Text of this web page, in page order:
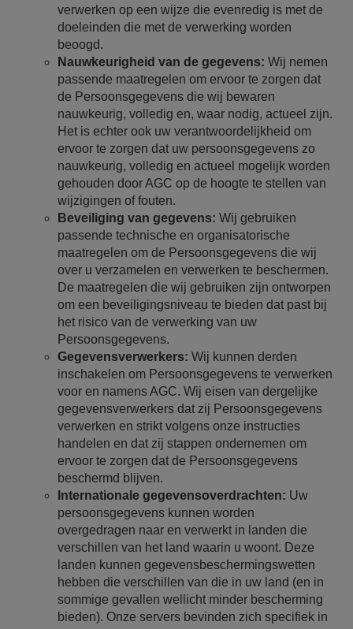
verwerken op een wijze die evenredig is met de
doeleinden die met de verwerking worden
beoogd.
Nauwkeurigheid van de gegevens: Wij nemen
passende maatregelen om ervoor te zorgen dat
de Persoonsgegevens die wij bewaren
nauwkeurig, volledig en, waar nodig, actueel zijn.
Het is echter ook uw verantwoordelijkheid om
ervoor te zorgen dat uw persoonsgegevens zo
nauwkeurig, volledig en actueel mogelijk worden
gehouden door AGC op de hoogte te stellen van
wijzigingen of fouten.
Beveiliging van gegevens: Wij gebruiken
passende technische en organisatorische
maatregelen om de Persoonsgegevens die wij
over u verzamelen en verwerken te beschermen.
De maatregelen die wij gebruiken zijn ontworpen
om een beveiligingsniveau te bieden dat past bij
het risico van de verwerking van uw
Persoonsgegevens.
Gegevensverwerkers: Wij kunnen derden
inschakelen om Persoonsgegevens te verwerken
voor en namens AGC. Wij eisen van dergelijke
gegevensverwerkers dat zij Persoonsgegevens
verwerken en strikt volgens onze instructies
handelen en dat zij stappen ondernemen om
ervoor te zorgen dat de Persoonsgegevens
beschermd blijven.
Internationale gegevensoverdrachten: Uw
persoonsgegevens kunnen worden
overgedragen naar en verwerkt in landen die
verschillen van het land waarin u woont. Deze
landen kunnen gegevensbeschermingswetten
hebben die verschillen van die in uw land (en in
sommige gevallen wellicht minder bescherming
bieden). Onze servers bevinden zich specifiek in